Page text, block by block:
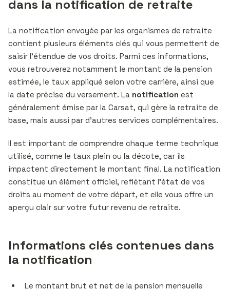
dans la notification de retraite
La notification envoyée par les organismes de retraite
contient plusieurs éléments clés qui vous permettent de
saisir l’étendue de vos droits. Parmi ces informations,
vous retrouverez notamment le montant de la pension
estimée, le taux appliqué selon votre carrière, ainsi que
la date précise du versement. La notification est
généralement émise par la Carsat, qui gère la retraite de
base, mais aussi par d’autres services complémentaires.
Il est important de comprendre chaque terme technique
utilisé, comme le taux plein ou la décote, car ils
impactent directement le montant final. La notification
constitue un élément officiel, reflétant l’état de vos
droits au moment de votre départ, et elle vous offre un
aperçu clair sur votre futur revenu de retraite.
Informations clés contenues dans
la notification
Le montant brut et net de la pension mensuelle